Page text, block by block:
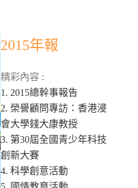
2015年報
精彩內容 :
1. 2015總幹事報告
2. 榮譽顧問專訪：香港浸
會大學錢大康教授
3. 第30屆全國青少年科技
創新大賽
4. 科學創意活動